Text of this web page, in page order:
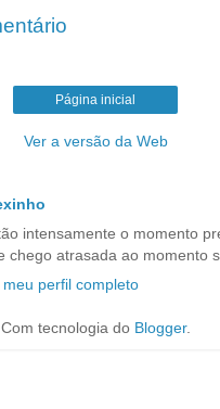
Página inicial
Ver a versão da Web
intensamente o momento
chego atrasada ao momento
meu perfil completo
Com tecnologia do Blogger.